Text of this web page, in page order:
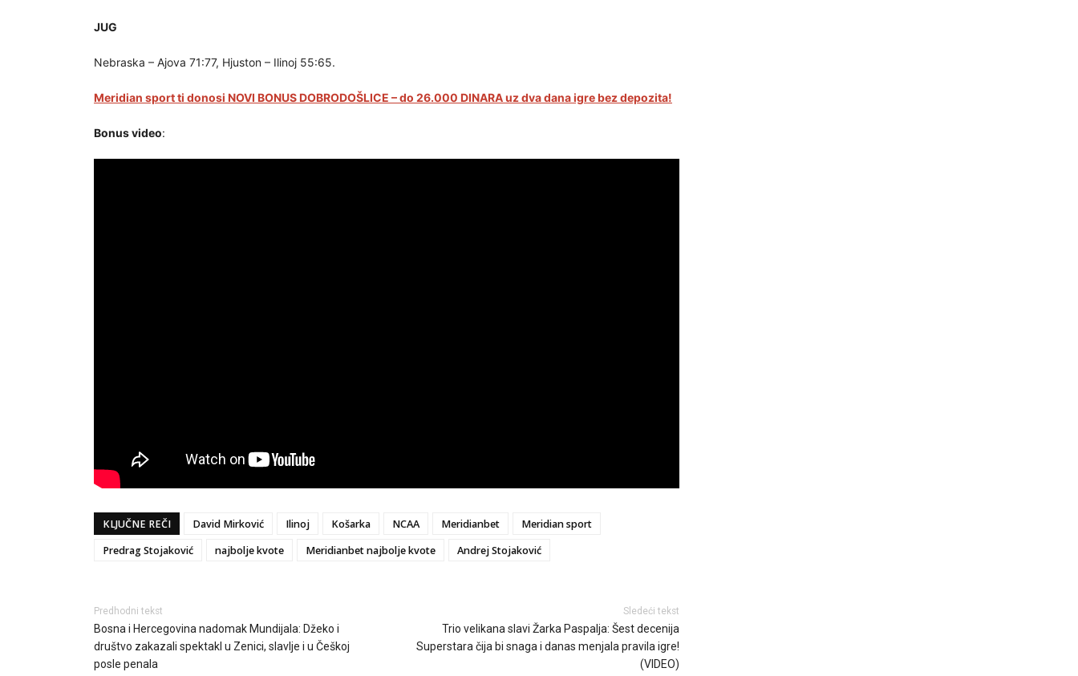
JUG
Nebraska – Ajova 71:77, Hjuston – Ilinoj 55:65.
Meridian sport ti donosi NOVI BONUS DOBRODOŠLICE – do 26.000 DINARA uz dva dana igre bez depozita!
Bonus video:
KLJUČNE REČI David Mirković Ilinoj Košarka NCAA Meridianbet
Meridian sport
Predrag Stojaković
najbolje kvote Meridianbet najbolje kvote Andrej Stojaković
Predhodni tekst
Bosna i Hercegovina nadomak Mundijala: Džeko i
društvo zakazali spektakl u Zenici, slavlje i u Češkoj
posle penala
Sledeći tekst
Trio velikana slavi Žarka Paspalja: Šest decenija
Superstara čija bi snaga i danas menjala pravila igre!
(VIDEO)